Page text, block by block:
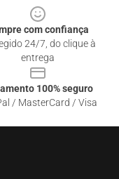
com confiança
24/7, do clique à
entrega
100% seguro
/ MasterCard / Visa